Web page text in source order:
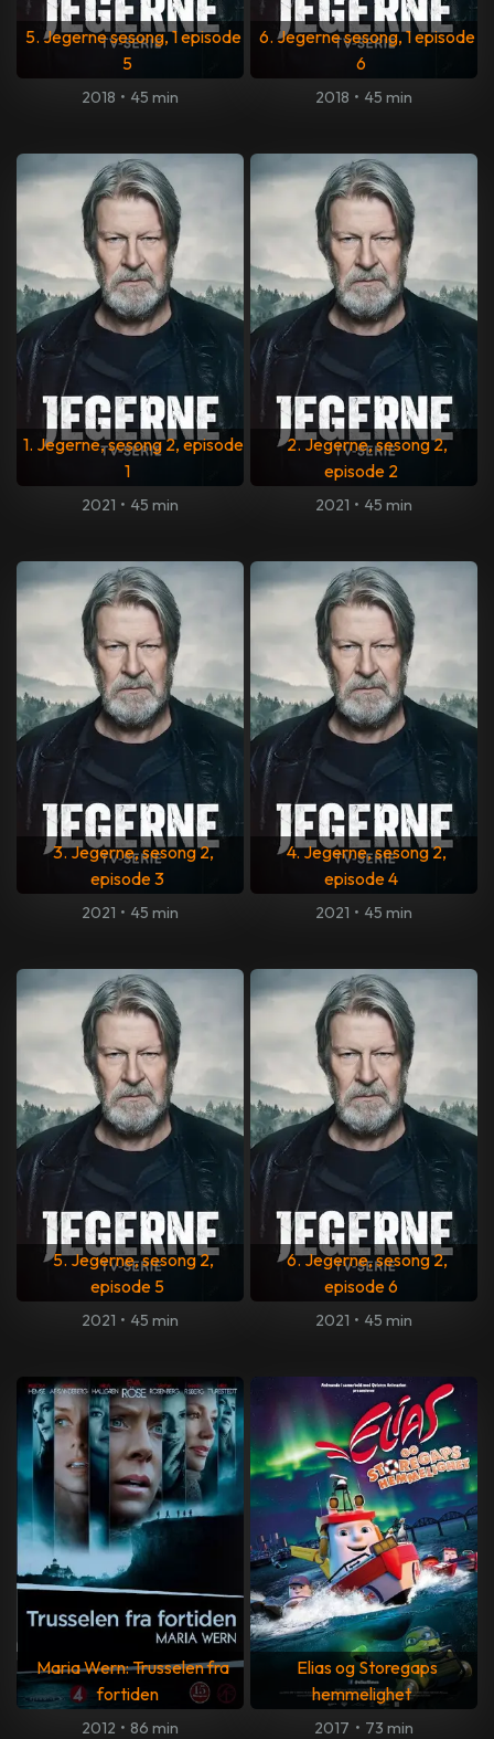
5. Jegerne sesong, 1 episode
5
2018 • 45 min
6. Jegerne sesong, 1 episode
6
2018 • 45 min
1. Jegerne, sesong 2, episode
1
2021 • 45 min
2. Jegerne, sesong 2,
episode 2
2021 • 45 min
3. Jegerne, sesong 2,
episode 3
2021 • 45 min
4. Jegerne, sesong 2,
episode 4
2021 • 45 min
5. Jegerne, sesong 2,
episode 5
2021 • 45 min
6. Jegerne, sesong 2,
episode 6
2021 • 45 min
Maria Wern: Trusselen fra
fortiden
2012 • 86 min
Elias og Storegaps
hemmelighet
2017 • 73 min